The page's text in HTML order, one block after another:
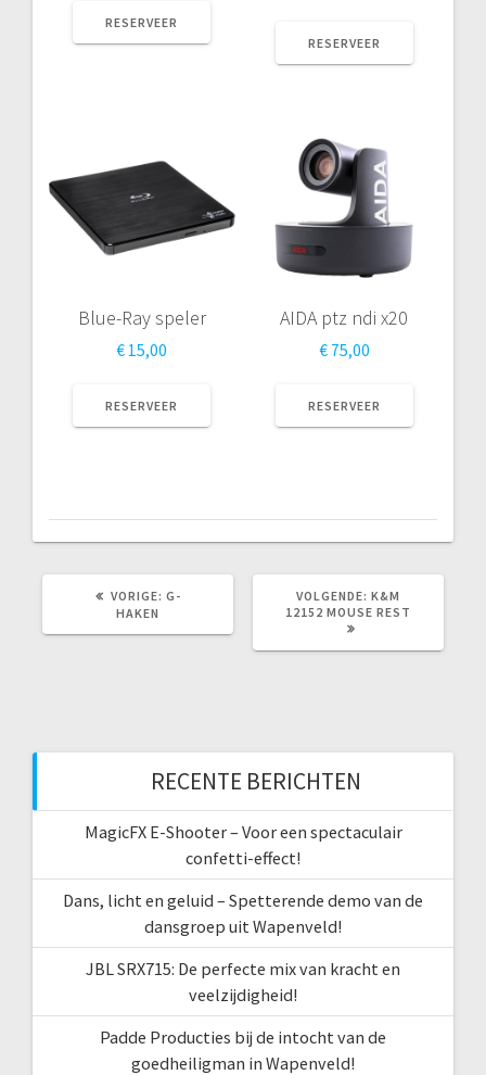
RESERVEER
RESERVEER
Blue-Ray speler
€ 15,00
RESERVEER
AIDA ptz ndi x20
€75,00
RESERVEER
VORIGE: VORIG
G-
HAKEN
VOLGENDE: VOLGEND
BERICHT:
K&M
12152 MOUSE REST
RECENTE BERICHTEN
MagicFX E-Shooter – Voor een spectaculair
confetti-effect!
Dans, licht en geluid – Spetterende demo van de
dansgroep uit Wapenveld!
JBL SRX715: De perfecte mix van kracht en
veelzijdigheid!
Padde Producties bij de intocht van de
goedheiligman in Wapenveld!